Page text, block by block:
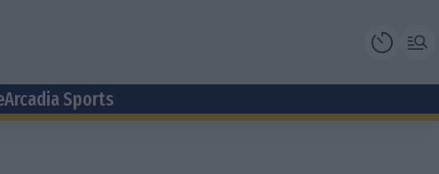
Arcadia Sports